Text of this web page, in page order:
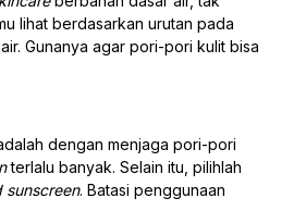
lihat berdasarkan urutan pada
Gunanya agar pori-pori kulit bisa
dengan menjaga pori-pori
terlalu banyak. Selain itu, pilihlah
sunscreen. Batasi penggunaan